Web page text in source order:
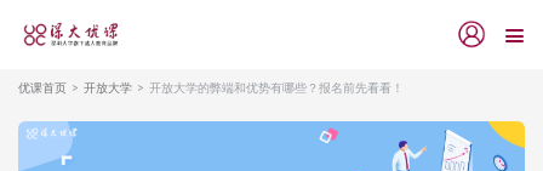
优课首页 开放大学 开放大学的弊端和优势有哪些？报名前先看看！